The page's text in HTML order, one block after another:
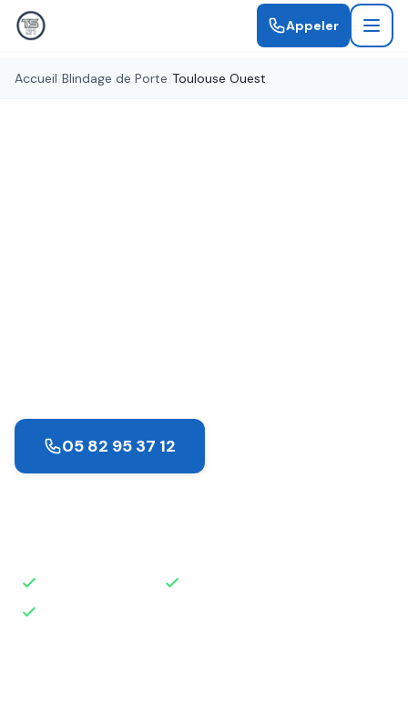
Appeler
Accueil Blindage de Porte Toulouse Ouest
05 82 95 37 12